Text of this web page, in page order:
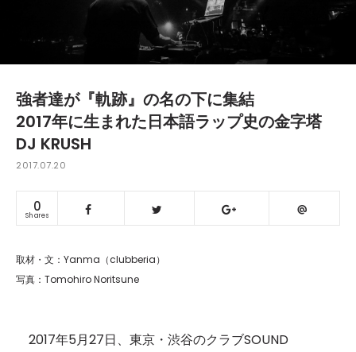
強者達が『軌跡』の名の下に集結
2017年に生まれた日本語ラップ史の金字塔
DJ KRUSH
2017.07.20
0
Shares
取材・文：Yanma（clubberia）
写真：Tomohiro Noritsune
2017年5月27日、東京・渋谷のクラブSOUND